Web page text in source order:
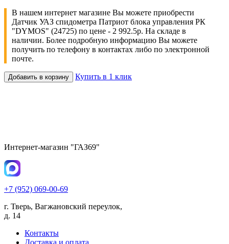
В нашем интернет магазине Вы можете приобрести
Датчик УАЗ спидометра Патриот блока управления РК
"DYMOS" (24725) по цене - 2 992.5р. На складе в
наличии. Более подробную информацию Вы можете
получить по телефону в контактах либо по электронной
почте.
Добавить в корзину Купить в 1 клик
Интернет-магазин "ГАЗ69"
+7 (952) 069-00-69
г. Тверь, Вагжановский переулок,
д. 14
Контакты
Доставка и оплата